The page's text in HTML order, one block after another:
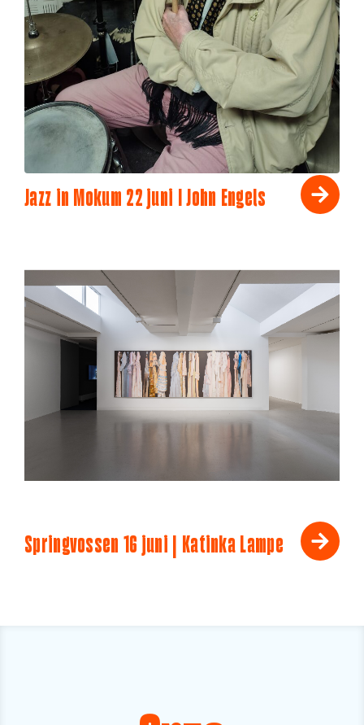
Jazz in Mokum 22 juni I John Engels
Springvossen 16 juni | Katinka Lampe